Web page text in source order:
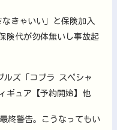
きゃいい」と保険加入
険代が勿体無いし事故起
ルズ「コブラ スペシャ
ギュア【予約開始】他
終警告。こうなってもい